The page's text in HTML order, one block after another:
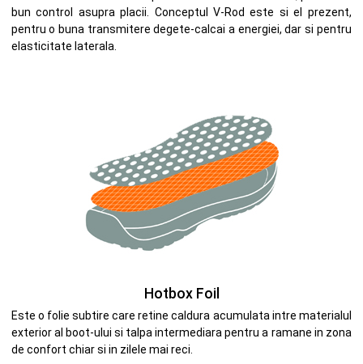
bun control asupra placii. Conceptul V-Rod este si el prezent,
pentru o buna transmitere degete-calcai a energiei, dar si pentru
elasticitate laterala.
Hotbox Foil
Este o folie subtire care retine caldura acumulata intre materialul
exterior al boot-ului si talpa intermediara pentru a ramane in zona
de confort chiar si in zilele mai reci.